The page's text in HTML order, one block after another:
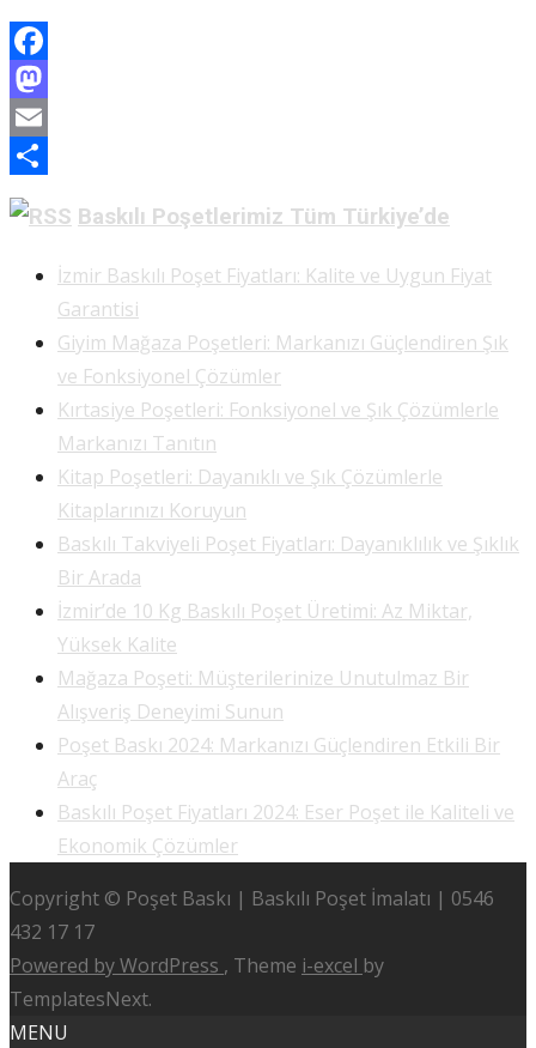
Facebook
Mastodon
Email
Share
Baskılı Poşetlerimiz Tüm Türkiye’de
İzmir Baskılı Poşet Fiyatları: Kalite ve Uygun Fiyat
Garantisi
Giyim Mağaza Poşetleri: Markanızı Güçlendiren Şık
ve Fonksiyonel Çözümler
Kırtasiye Poşetleri: Fonksiyonel ve Şık Çözümlerle
Markanızı Tanıtın
Kitap Poşetleri: Dayanıklı ve Şık Çözümlerle
Kitaplarınızı Koruyun
Baskılı Takviyeli Poşet Fiyatları: Dayanıklılık ve Şıklık
Bir Arada
İzmir’de 10 Kg Baskılı Poşet Üretimi: Az Miktar,
Yüksek Kalite
Mağaza Poşeti: Müşterilerinize Unutulmaz Bir
Alışveriş Deneyimi Sunun
Poşet Baskı 2024: Markanızı Güçlendiren Etkili Bir
Araç
Baskılı Poşet Fiyatları 2024: Eser Poşet ile Kaliteli ve
Ekonomik Çözümler
Copyright © Poşet Baskı | Baskılı Poşet İmalatı | 0546
432 17 17
Powered by WordPress , Theme i-excel by
TemplatesNext.
MENU